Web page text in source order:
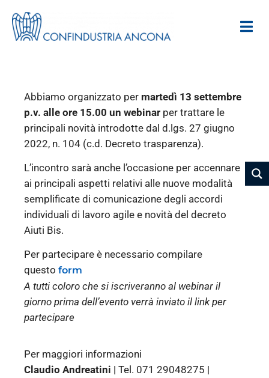
Abbiamo organizzato per martedì 13 settembre
p.v. alle ore 15.00 un webinar per trattare le
principali novità introdotte dal d.lgs. 27 giugno
2022, n. 104 (c.d. Decreto trasparenza).
L’incontro sarà anche l’occasione per accennare
ai principali aspetti relativi alle nuove modalità
semplificate di comunicazione degli accordi
individuali di lavoro agile e novità del decreto
Aiuti Bis.
Per partecipare è necessario compilare
questo form
A tutti coloro che si iscriveranno al webinar il
giorno prima dell’evento verrà inviato il link per
partecipare
Per maggiori informazioni
Claudio Andreatini | Tel. 071 29048275 |